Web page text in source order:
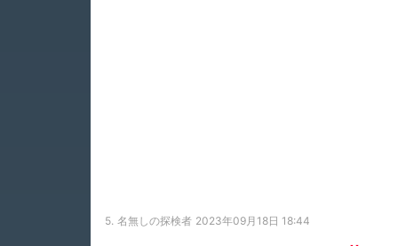
5. 名無しの探検者 2023年09月18日 18:44